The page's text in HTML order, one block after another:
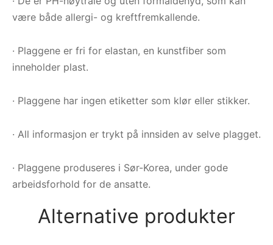
være både allergi- og kreftfremkallende.
· Plaggene er fri for elastan, en kunstfiber som
inneholder plast.
· Plaggene har ingen etiketter som klør eller stikker.
· All informasjon er trykt på innsiden av selve plagget.
· Plaggene produseres i Sør-Korea, under gode
arbeidsforhold for de ansatte.
Alternative produkter